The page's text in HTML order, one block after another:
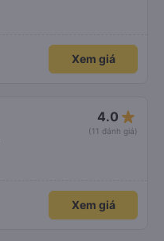
Xem giá
4.0 star_rate
(11 đánh giá)
Xem giá